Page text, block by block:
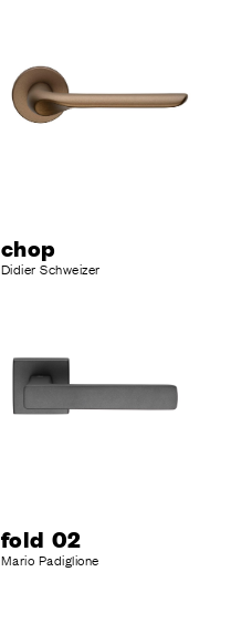
chop
Didier Schweizer
fold 02
Mario Padiglione